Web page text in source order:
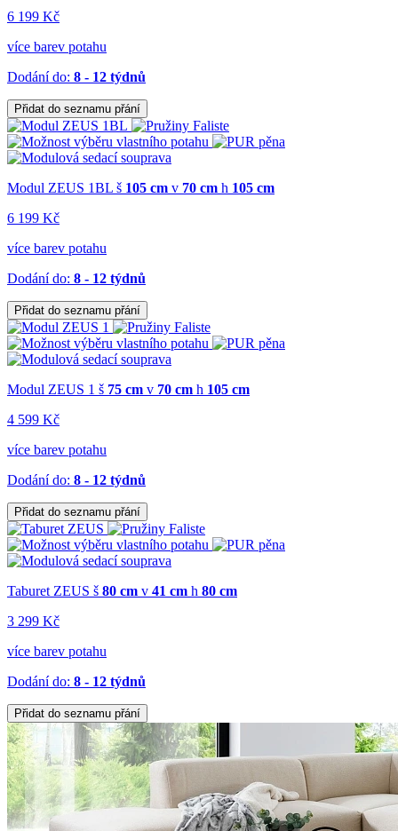
6 199 Kč
více barev potahu
Dodání do: 8 - 12 týdnů
Přidat do seznamu přání
Modul ZEUS 1BL š 105 cm v 70 cm h 105 cm
6 199 Kč
více barev potahu
Dodání do: 8 - 12 týdnů
Přidat do seznamu přání
Modul ZEUS 1 š 75 cm v 70 cm h 105 cm
4 599 Kč
více barev potahu
Dodání do: 8 - 12 týdnů
Přidat do seznamu přání
Taburet ZEUS š 80 cm v 41 cm h 80 cm
3 299 Kč
více barev potahu
Dodání do: 8 - 12 týdnů
Přidat do seznamu přání